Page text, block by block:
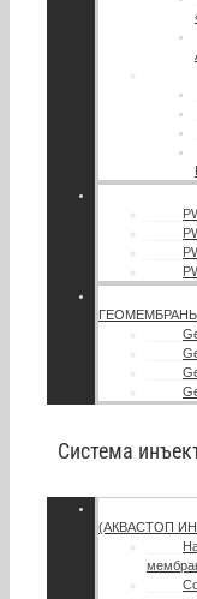
Система
(АКВАСТОП